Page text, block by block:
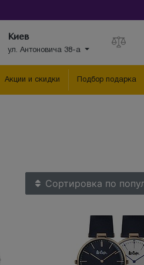
Киев
ул. Антоновича 38-а
Акции и скидки Подбор подарка
Сортировка по